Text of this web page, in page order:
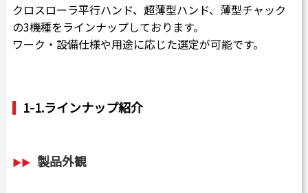
クロスローラ平行ハンド、超薄型ハンド、薄型チャック
の3機種をラインナップしております。
ワーク・設備仕様や用途に応じた選定が可能です。
1-1.ラインナップ紹介
製品外観